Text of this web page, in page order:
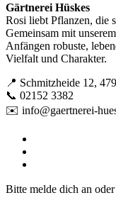
Gärtnerei Hüskes
Rosi liebt Pflanzen, die
Gemeinsam mit
Anfängen robuste,
Vielfalt und Charakter.
📍 Schmitzheide 12,
📞 02152 3382
✉️ info@gaertnerei-
Bitte melde dich an